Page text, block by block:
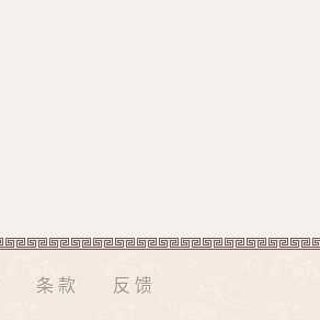
条款 反馈